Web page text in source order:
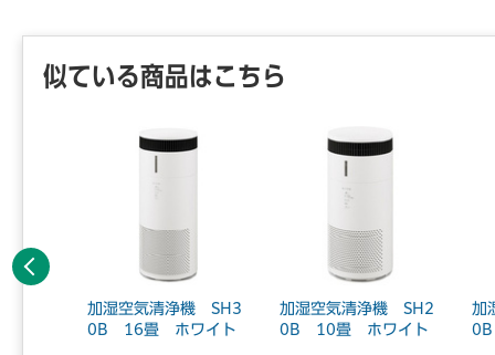
似ている商品はこちら
加湿空気清浄機 SH3
0B 16畳 ホワイト
加湿空気清浄機 SH2
0B 10畳 ホワイト
加
前へ